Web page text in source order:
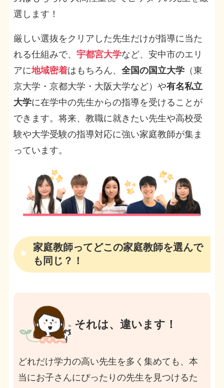
選します！
厳しい選抜をクリアした先生だけが指導に当た
れる仕組みで、 宇都宮大学など、安中市のエリ
アに地域密着はもちろん、 全国の国立大学（東
京大学・京都大学・大阪大学など）や有名私立
大学に在学中の先生からの指導を受けることが
できます。将来、教職に就きたい先生や高校受
験や大学受験の指導対応に強い家庭教師が集ま
っています。
家庭教師ってどこの家庭教師を選んで
も同じ？！
それは、違います！
どれだけ学力の高い先生を多く集めても、本
当にお子さんにぴったりの先生を見つけるた